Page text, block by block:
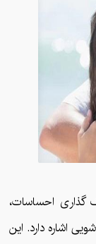
گذاری احساسات،
اشاره دارد. این